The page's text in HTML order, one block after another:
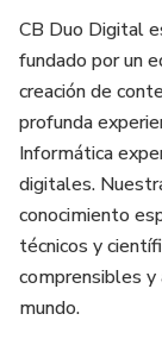
✔ Rutinas de
✔ Programa
✔ Todo
¿Para quién es?
✔ Personas
CB Duo Digital
fundado por un
creación de
profunda
Informática
digitales.
conocimiento
técnicos y
comprensibles
mundo.